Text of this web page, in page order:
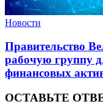
Новости
Правительство
рабочую группу
финансовых
ОСТАВЬТЕ